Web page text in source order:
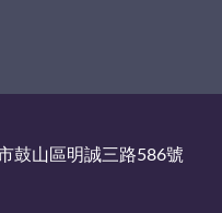
鼓山區明誠三路586號